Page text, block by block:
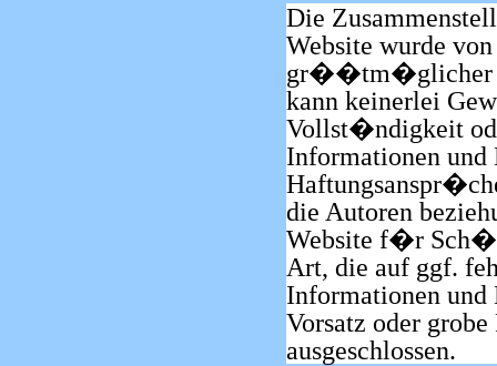
Die
Website wurde
gr��tm�glicher
kann keinerlei
Vollst�ndigkeit
Informationen
die Autoren
Website f�r
Art, die auf ggf.
Informationen und
Vorsatz oder
ausgeschlossen.